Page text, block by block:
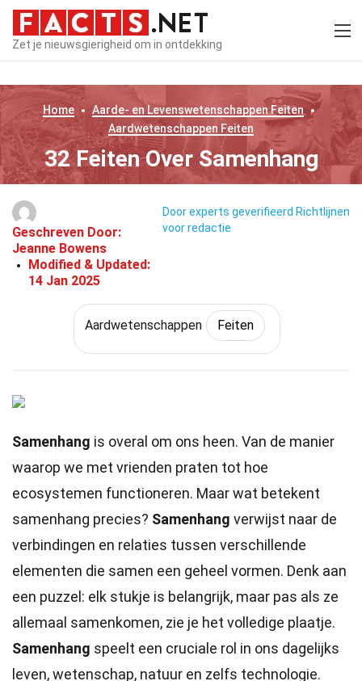
Zet je nieuwsgierigheid om in ontdekking
Home Aarde- en LevenswetenschappenFeiten
Aardwetenschappen Feiten
32 Feiten Over Samenhang
Geschreven Door:
Jeanne Bowens
Modified & Updated:
14 Jan 2025
Door experts geverifieerd Richtlijnen
voor redactie
Aardwetenschappen Feiten
Samenhang is overal om ons heen. Van de manier
waarop we met vrienden praten tot hoe
ecosystemen functioneren. Maar wat betekent
samenhang precies? Samenhang verwijst naar de
verbindingen en relaties tussen verschillende
elementen die samen een geheel vormen. Denk aan
een puzzel: elk stukje is belangrijk, maar pas als ze
allemaal samenkomen, zie je het volledige plaatje.
Samenhang speelt een cruciale rol in ons dagelijks
leven, wetenschap, natuur en zelfs technologie.